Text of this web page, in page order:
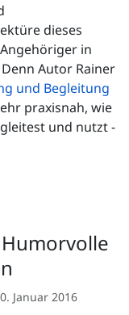
dieses
in
Autor Rainer
und Begleitung
praxisnah, wie
und nutzt -
Januar 2016